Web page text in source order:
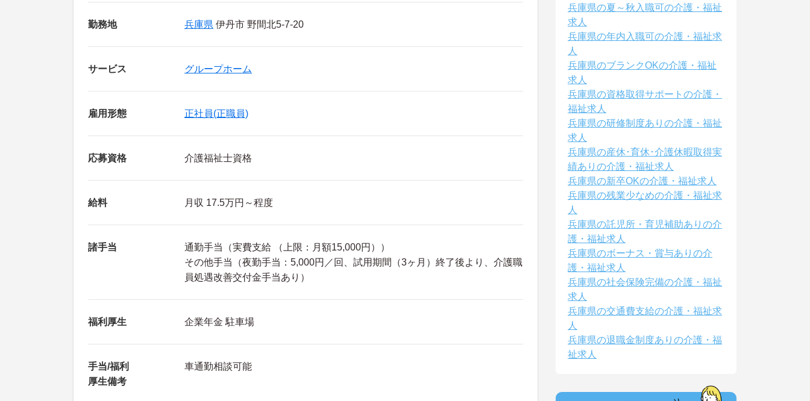
勤務地 兵庫県 伊丹市 野間北5-7-20
サービス グループホーム
雇用形態 正社員(正職員)
応募資格 介護福祉士資格
給料 月収 17.5万円～程度
諸手当
通勤手当（実費支給 （上限：月額15,000円））
その他手当（夜勤手当：5,000円／回、試用期間（3ヶ月）終了後より、介護職
員処遇改善交付金手当あり）
福利厚生 企業年金 駐車場
手当/福利
厚生備考
車通勤相談可能
兵庫県の夏～秋入職可の介護・福祉
求人
兵庫県の年内入職可の介護・福祉求
人
兵庫県のブランクOKの介護・福祉
求人
兵庫県の資格取得サポートの介護・
福祉求人
兵庫県の研修制度ありの介護・福祉
求人
兵庫県の産休･育休･介護休暇取得実
績ありの介護・福祉求人
兵庫県の新卒OKの介護・福祉求人
兵庫県の残業少なめの介護・福祉求
人
兵庫県の託児所・育児補助ありの介
護・福祉求人
兵庫県のボーナス・賞与ありの介
護・福祉求人
兵庫県の社会保険完備の介護・福祉
求人
兵庫県の交通費支給の介護・福祉求
人
兵庫県の退職金制度ありの介護・福
祉求人